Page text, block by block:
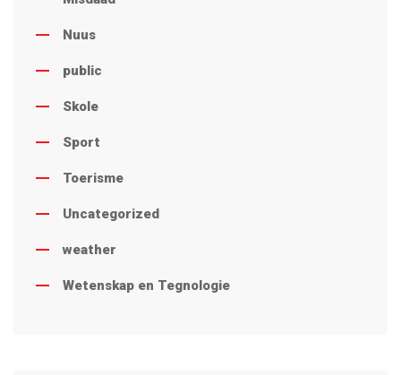
Nuus
public
Skole
Sport
Toerisme
Uncategorized
weather
Wetenskap en Tegnologie